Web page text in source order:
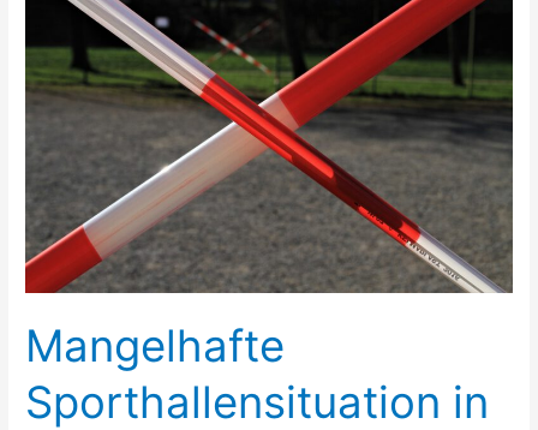
Mangelhafte
Sporthallensituation in
Sporthallensituation
Herne